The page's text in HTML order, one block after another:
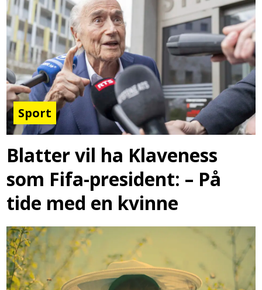
Sport
Blatter vil ha Klaveness
som Fifa-president: – På
tide med en kvinne